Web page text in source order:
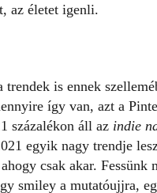
az életet igenli.
trendek is ennek
így van, azt a
százalékon áll az indie
egyik nagy trendje
csak akar. Fessünk
smiley a mutatóujjra,